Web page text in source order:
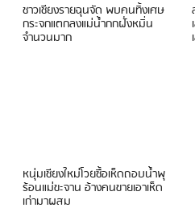
ชาวเชียงรายฉุนจัด พบคนทิ้งเศษ
กระจกแตกลงแม่น้ำกกฝั่งหมิ่น
จำนวนมาก
หนุ่มเชียงใหม่โวยซื้อเห็ดถอบน้ำพุ
ร้อนแม่ขะจาน อ้างคนขายเอาเห็ด
เก่ามาผสม